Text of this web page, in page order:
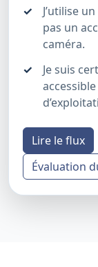
J’utilise
pas un
caméra.
Je suis
Lire le flux
Évaluation